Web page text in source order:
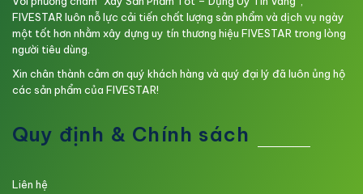
FIVESTAR luôn nỗ lực cải tiến chất lượng sản phẩm và dịch vụ ngày
một tốt hơn nhằm xây dựng uy tín thương hiệu FIVESTAR trong lòng
người tiêu dùng.
Xin chân thành cảm ơn quý khách hàng và quý đại lý đã luôn ủng hộ
các sản phẩm của FIVESTAR!
Quy định & Chính sách
Liên hệ